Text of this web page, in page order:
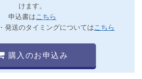
けます。
申込書はこちら
発送のタイミングについてはこちら
購入のお申込み